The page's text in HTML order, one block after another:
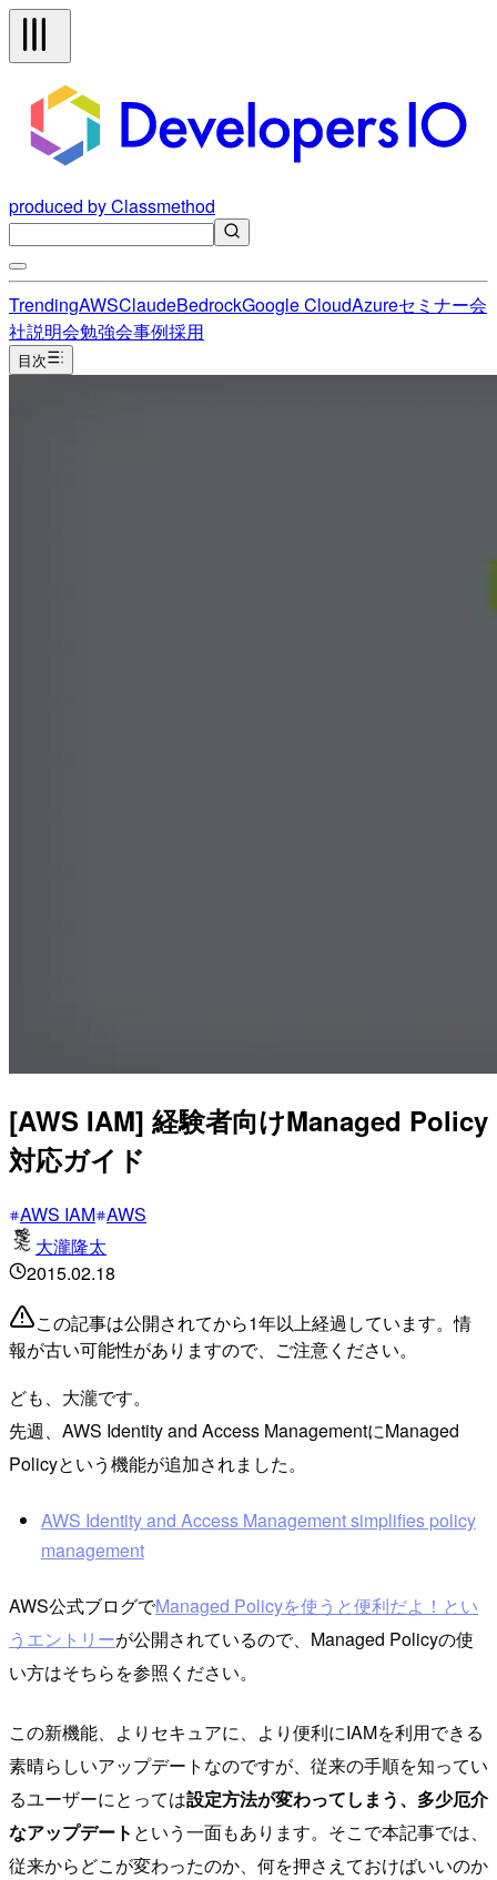
produced by Classmethod
TrendingAWSClaudeBedrockGoogle CloudAzureセミナー会
社説明会勉強会事例採用
目次
[AWS IAM] 経験者向けManaged Policy
対応ガイド
AWS IAM AWS
大瀧隆太
2015.02.18
この記事は公開されてから1年以上経過しています。情
報が古い可能性がありますので、ご注意ください。
ども、大瀧です。
先週、AWS Identity and Access ManagementにManaged
Policyという機能が追加されました。
AWS Identity and Access Management simplifies policy
management
AWS公式ブログでManaged Policyを使うと便利だよ！とい
うエントリーが公開されているので、Managed Policyの使
い方はそちらを参照ください。
この新機能、よりセキュアに、より便利にIAMを利用できる
素晴らしいアップデートなのですが、従来の手順を知ってい
るユーザーにとっては設定方法が変わってしまう、多少厄介
なアップデート という一面もあります。そこで本記事では、
従来からどこが変わったのか、何を押さえておけばいいのか